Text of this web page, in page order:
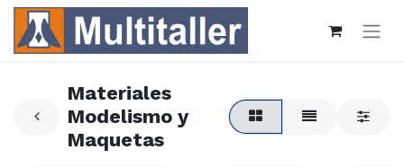
Materiales
Modelismo y
Maquetas